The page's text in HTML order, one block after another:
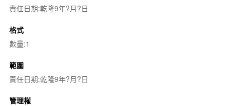
責任日期:乾隆9年?月?日
格式
數量:1
範圍
責任日期:乾隆9年?月?日
管理權